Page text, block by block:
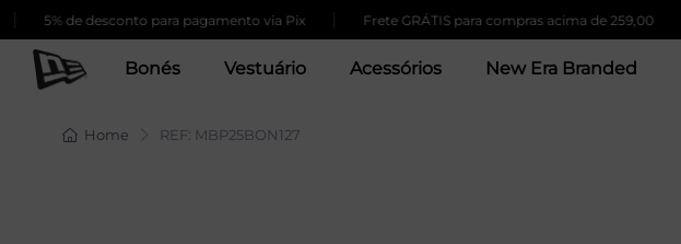
5% de desconto para pagamento via Pix | Frete GRÁTIS para compras acima de 259,00 |
Bonés Vestuário Acessórios New Era Branded
Home REF: MBP25BON127